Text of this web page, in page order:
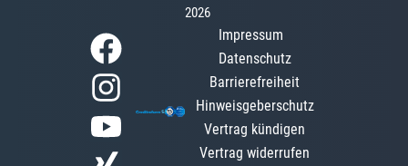
2026
Impressum
Datenschutz
Barrierefreiheit
Hinweisgeberschutz
Vertrag kündigen
Vertrag widerrufen